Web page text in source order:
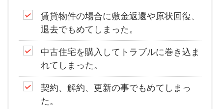
賃貸物件の場合に敷金返還や原状回復、
退去でもめてしまった。
中古住宅を購入してトラブルに巻き込ま
れてしまった。
契約、解約、更新の事でもめてしまっ
た。